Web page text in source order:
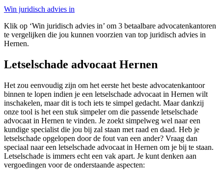
Win juridisch advies in
Klik op ‘Win juridisch advies in’ om 3 betaalbare advocatenkantoren
te vergelijken die jou kunnen voorzien van top juridisch advies in
Hernen.
Letselschade advocaat Hernen
Het zou eenvoudig zijn om het eerste het beste advocatenkantoor
binnen te lopen indien je een letselschade advocaat in Hernen wilt
inschakelen, maar dit is toch iets te simpel gedacht. Maar dankzij
onze tool is het een stuk simpeler om die passende letselschade
advocaat in Hernen te vinden. Je zoekt simpelweg wel naar een
kundige specialist die jou bij zal staan met raad en daad. Heb je
letselschade opgelopen door de fout van een ander? Vraag dan
speciaal naar een letselschade advocaat in Hernen om je bij te staan.
Letselschade is immers echt een vak apart. Je kunt denken aan
vergoedingen voor de onderstaande aspecten: